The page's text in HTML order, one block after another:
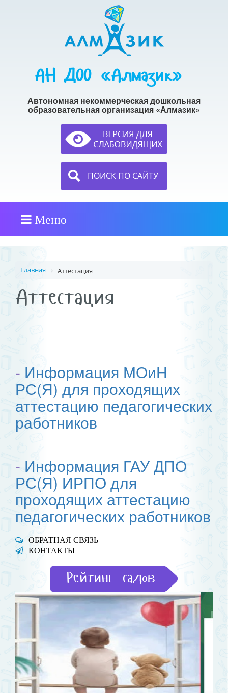
АН ДОО «Алмазик»
Автономная некоммерческая дошкольная
образовательная организация «Алмазик»
ПОИСК ПО САЙТУ
Меню
Главная Аттестация
Аттестация
- Информация МОиН
РС(Я) для проходящих
аттестацию педагогических
работников
- Информация ГАУ ДПО
РС(Я) ИРПО для
проходящих аттестацию
педагогических работников
ОБРАТНАЯ СВЯЗЬ
КОНТАКТЫ
Рейтинг садов